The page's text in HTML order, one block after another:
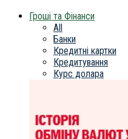
Гроші та Фінанси
All
Банки
Кредитні картки
Кредитування
Курс долара